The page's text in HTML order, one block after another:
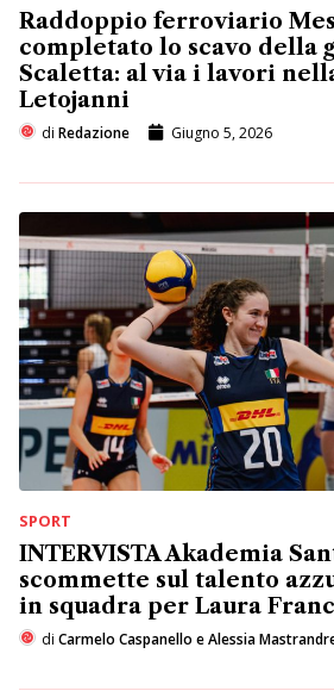
Raddoppio ferroviario
completato lo scavo della
Scaletta: al via i lavori
Letojanni
di Redazione Giugno 5, 2026
SPORT
INTERVISTA Akademia
scommette sul talento
in squadra per Laura
di Carmelo Caspanello e Alessia